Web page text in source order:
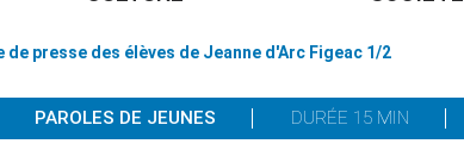
de presse des élèves de Jeanne d'Arc Figeac 1/2
PAROLES DE JEUNES DURÉE 15 MIN